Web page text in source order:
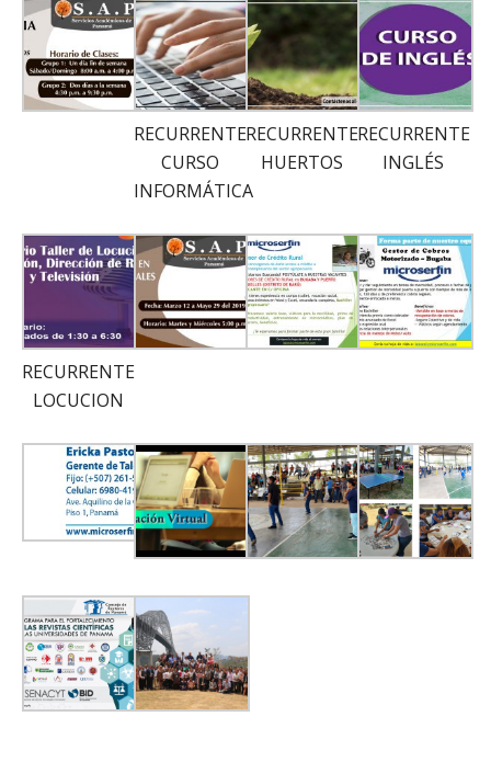
RECURRENTE
CURSO
INFORMÁTICA
RECURRENTE
HUERTOS
RECURRENTE
INGLÉS
RECURRENTE
LOCUCION